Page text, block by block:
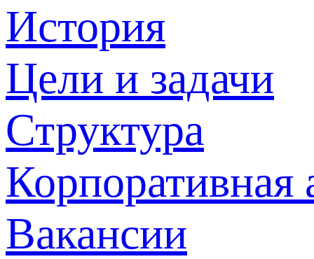
История
Цели и задачи
Структура
Корпоративная
Вакансии